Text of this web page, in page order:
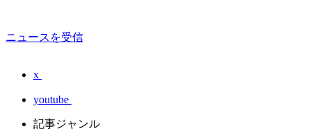
ニュースを受信
x
youtube
記事ジャンル